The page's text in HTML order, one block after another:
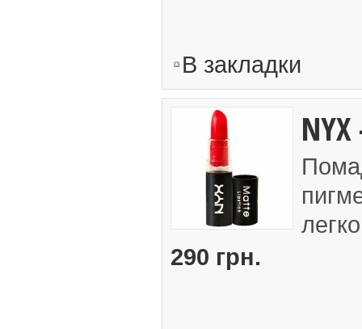
В закладки
290 грн.